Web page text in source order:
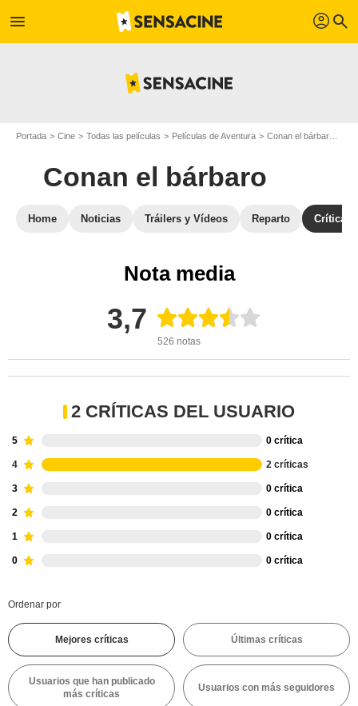
menu profil search
Portada Cine Todas las películas Películas de Aventura Conan el bárbaro
Conan el bárbaro
Home Noticias Tráilers y Vídeos Reparto Críticas
Nota media
3,7
526 notas
2 CRÍTICAS DEL USUARIO
5 0 crítica
4 2 críticas
3 0 crítica
2 0 crítica
1 0 crítica
0 0 crítica
Ordenar por
Mejores críticas Últimas críticas
Usuarios que han publicado
más críticas
Usuarios con más seguidores